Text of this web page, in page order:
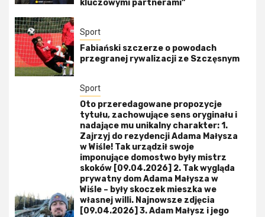
kluczowymi partnerami”
Sport
Fabiański szczerze o powodach
przegranej rywalizacji ze Szczęsnym
Sport
Oto przeredagowane propozycje
tytułu, zachowujące sens oryginału i
nadające mu unikalny charakter: 1.
Zajrzyj do rezydencji Adama Małysza
w Wiśle! Tak urządził swoje
imponujące domostwo były mistrz
skoków [09.04.2026] 2. Tak wygląda
prywatny dom Adama Małysza w
Wiśle – były skoczek mieszka we
własnej willi. Najnowsze zdjęcia
[09.04.2026] 3. Adam Małysz i jego